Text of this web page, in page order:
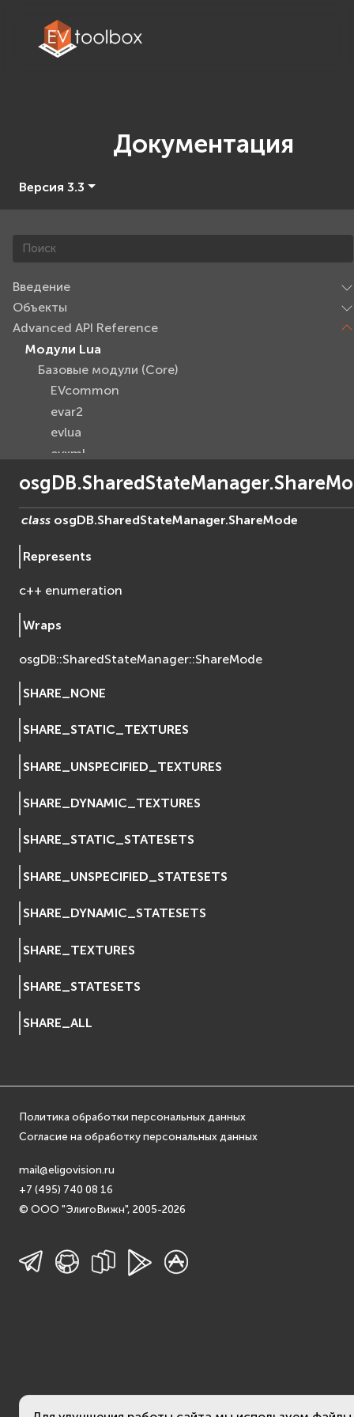
Документация
Версия 3.3
Введение
Объекты
Advanced API Reference
Модули Lua
Базовые модули (Core)
EVcommon
evar2
evlua
evxml
Граф Сцены (Scene Graph)
EVosgAV
EVosgGA
EVosgText
EVosgViewer
osgDB
osgParticle
osgText
Фаиловая система (File System)
ios
EVremoted
class osgDB.SharedStateManager.ShareMode
Represents
c++ enumeration
Wraps
osgDB::SharedStateManager::ShareMode
SHARE_NONE
SHARE_STATIC_TEXTURES
SHARE_UNSPECIFIED_TEXTURES
SHARE_DYNAMIC_TEXTURES
SHARE_STATIC_STATESETS
SHARE_UNSPECIFIED_STATESETS
SHARE_DYNAMIC_STATESETS
SHARE_TEXTURES
SHARE_STATESETS
SHARE_ALL
Политика обработки персональных данных
Согласие на обработку персональных данных
mail@eligovision.ru
+7 (495) 740 08 16
© ООО "ЭлигоВижн", 2005-2026